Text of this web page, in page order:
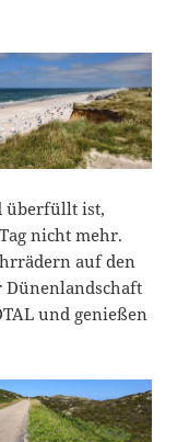
überfüllt ist,
nicht mehr.
auf den
Dünenlandschaft
und genießen